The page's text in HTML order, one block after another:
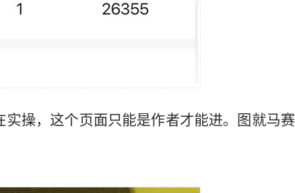
操，这个页面只能是作者才能进。图就马赛